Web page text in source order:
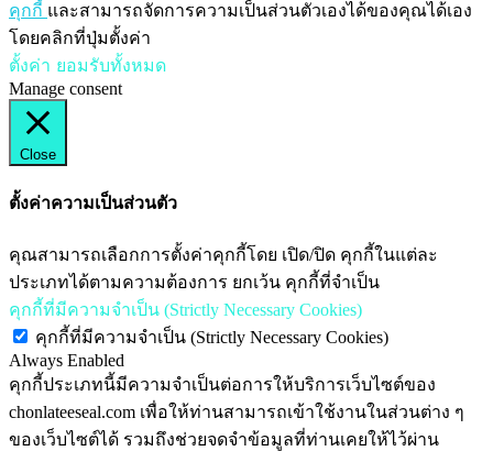
คุกกี้ และสามารถจัดการความเป็นส่วนตัวเองได้ของคุณได้เอง
โดยคลิกที่ปุ่มตั้งค่า
ตั้งค่า ยอมรับทั้งหมด
Manage consent
Close
ตั้งค่าความเป็นส่วนตัว
คุณสามารถเลือกการตั้งค่าคุกกี้โดย เปิด/ปิด คุกกี้ในแต่ละ
ประเภทได้ตามความต้องการ ยกเว้น คุกกี้ที่จำเป็น
คุกกี้ที่มีความจำเป็น (Strictly Necessary Cookies)
คุกกี้ที่มีความจำเป็น (Strictly Necessary Cookies)
Always Enabled
คุกกี้ประเภทนี้มีความจำเป็นต่อการให้บริการเว็บไซต์ของ
chonlateeseal.com เพื่อให้ท่านสามารถเข้าใช้งานในส่วนต่าง ๆ
ของเว็บไซต์ได้ รวมถึงช่วยจดจำข้อมูลที่ท่านเคยให้ไว้ผ่าน